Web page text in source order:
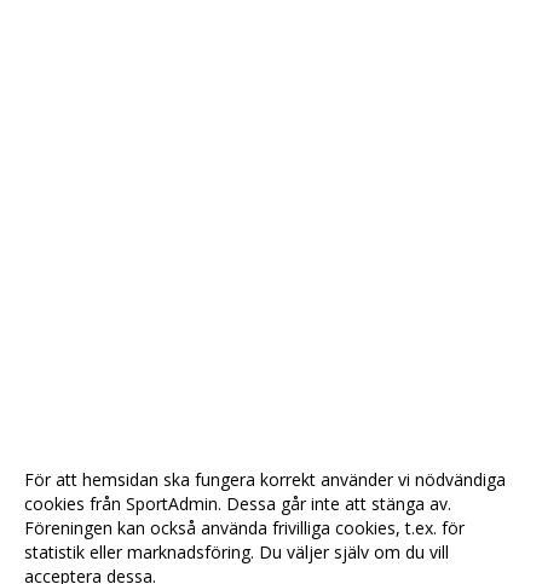
För att hemsidan ska fungera korrekt använder vi nödvändiga
cookies från SportAdmin. Dessa går inte att stänga av.
Föreningen kan också använda frivilliga cookies, t.ex. för
statistik eller marknadsföring. Du väljer själv om du vill
acceptera dessa.